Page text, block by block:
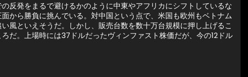
反発をまるで避けるかのように中東やアフリカにシフトしているな
から勝負に挑んでいる。対中国という点で、米国も欧州もベトナム
風といえそうだ。しかし、販売台数を数十万台規模に押し上げるこ
だ。上場時には37ドルだったヴィンファスト株価だが、今の12ドル